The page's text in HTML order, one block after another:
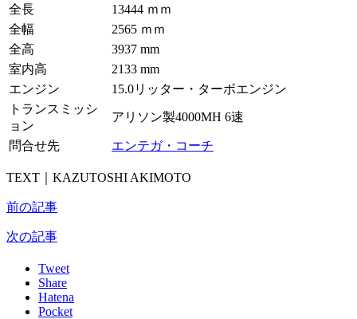
全長
13444 ｍｍ
全幅
2565 ｍｍ
全高
3937 mm
室内高
2133 mm
エンジン
15.0リッター・ターボエンジン
トランスミッシ
ョン
アリソン製4000MH 6速
問合せ先 エンテガ・コーチ
TEXT｜KAZUTOSHI AKIMOTO
前の記事
次の記事
Tweet
Share
Hatena
Pocket